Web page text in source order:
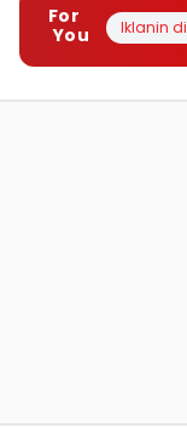
For
You
Iklanin di